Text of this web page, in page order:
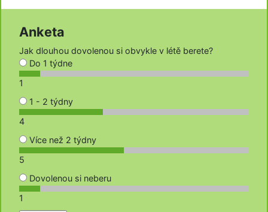
Anketa
Jak dlouhou dovolenou si obvykle v létě berete?
Do 1 týdne
1
1 - 2 týdny
4
Více než 2 týdny
5
Dovolenou si neberu
1